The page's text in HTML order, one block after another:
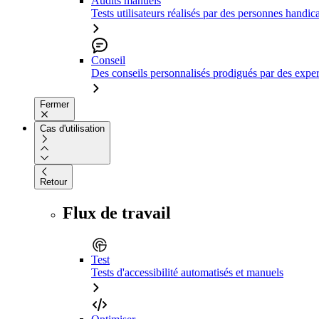
Tests utilisateurs réalisés par des personnes
Conseil
Des conseils personnalisés prodigués par des
Fermer
Cas d'utilisation
Retour
Flux de travail
Test
Tests d'accessibilité automatisés et manuels